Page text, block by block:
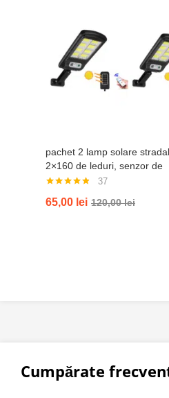
pachet 2 lamp solare
2×160 de leduri, senzor de
miscare
4.76din 5
37
65,00 lei 120,00lei
Cumpărate